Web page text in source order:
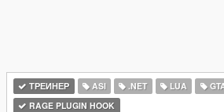
ТРЕИНЕР ASI .NET LUA
RAGE PLUGIN HOOK